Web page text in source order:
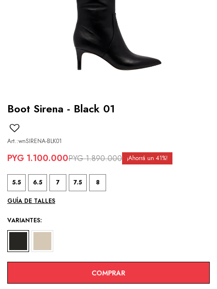
Boot Sirena - Black 01
wnSIRENA-BLK01
PYG 1.100.000PYG 1.890.000 41
5.5 6.5 7 7.5 8
GUÍA DE TALLES
VARIANTES:
COMPRAR